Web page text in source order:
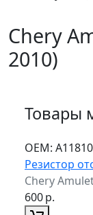
Chery
2010)
Товары
ОЕМ:
Резистор
Chery
600р.